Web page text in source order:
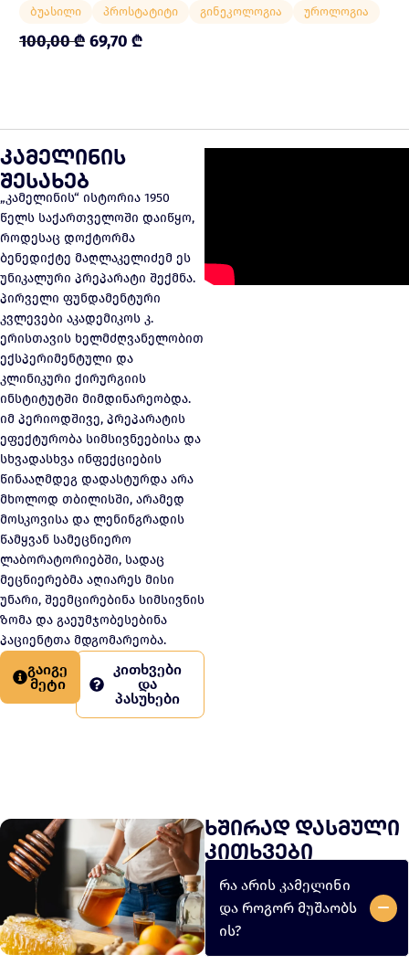
ბუასილი პროსტატიტი გინეკოლოგია უროლოგია
100,00₾ 69,70 ₾
კამელინის
შესახებ
„კამელინის“ ისტორია 1950
წელს საქართველოში დაიწყო,
როდესაც დოქტორმა
ბენედიქტე მაღლაკელიძემ ეს
უნიკალური პრეპარატი შექმნა.
პირველი ფუნდამენტური
კვლევები აკადემიკოს კ.
ერისთავის ხელმძღვანელობით
ექსპერიმენტული და
კლინიკური ქირურგიის
ინსტიტუტში მიმდინარეობდა.
იმ პერიოდშივე, პრეპარატის
ეფექტურობა სიმსივნეებისა და
სხვადასხვა ინფექციების
წინააღმდეგ დადასტურდა არა
მხოლოდ თბილისში, არამედ
მოსკოვისა და ლენინგრადის
წამყვან სამეცნიერო
ლაბორატორიებში, სადაც
მეცნიერებმა აღიარეს მისი
უნარი, შეემცირებინა სიმსივნის
ზომა და გაეუმჯობესებინა
პაციენტთა მდგომარეობა.
გაიგე
მეტი
კითხვები
და
პასუხები
ხშირად დასმული
კითხვები
რა არის კამელინი
და როგორ მუშაობს
ის?